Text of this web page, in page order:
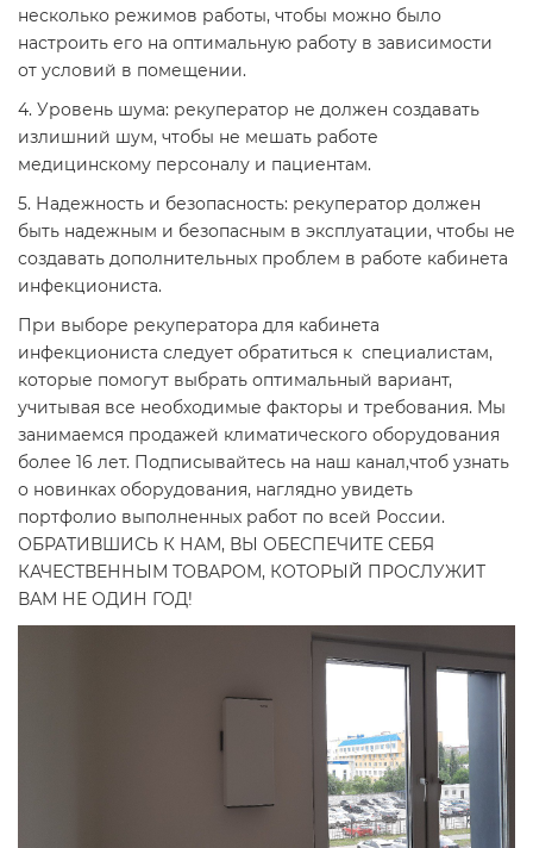
несколько режимов работы, чтобы можно было
настроить его на оптимальную работу в зависимости
от условий в помещении.
4. Уровень шума: рекуператор не должен создавать
излишний шум, чтобы не мешать работе
медицинскому персоналу и пациентам.
5. Надежность и безопасность: рекуператор должен
быть надежным и безопасным в эксплуатации, чтобы не
создавать дополнительных проблем в работе кабинета
инфекциониста.
При выборе рекуператора для кабинета
инфекциониста следует обратиться к специалистам,
которые помогут выбрать оптимальный вариант,
учитывая все необходимые факторы и требования. Мы
занимаемся продажей климатического оборудования
более 16 лет. Подписывайтесь на наш канал,чтоб узнать
о новинках оборудования, наглядно увидеть
портфолио выполненных работ по всей России.
ОБРАТИВШИСЬ К НАМ, ВЫ ОБЕСПЕЧИТЕ СЕБЯ
КАЧЕСТВЕННЫМ ТОВАРОМ, КОТОРЫЙ ПРОСЛУЖИТ
ВАМ НЕ ОДИН ГОД!